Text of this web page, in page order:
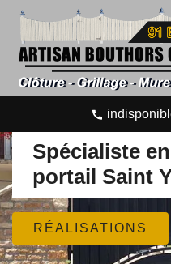
Spécialiste
portail Saint
RÉALISATIONS